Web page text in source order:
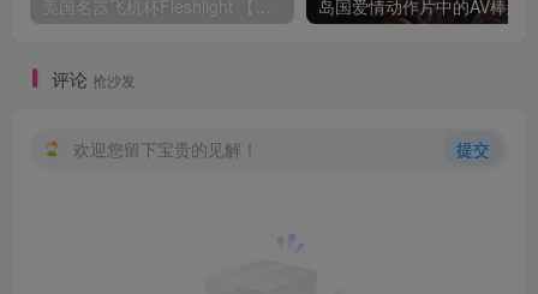
评论 抢沙发
欢迎您留下宝贵的见解！ 提交